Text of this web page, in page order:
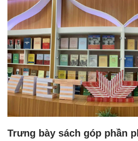
Trưng bày sách góp phần